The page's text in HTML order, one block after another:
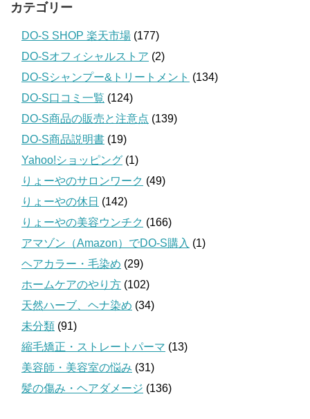
カテゴリー
DO-S SHOP 楽天市場 (177)
DO-Sオフィシャルストア (2)
DO-Sシャンプー&トリートメント (134)
DO-S口コミ一覧 (124)
DO-S商品の販売と注意点 (139)
DO-S商品説明書 (19)
Yahoo!ショッピング (1)
りょーやのサロンワーク (49)
りょーやの休日 (142)
りょーやの美容ウンチク (166)
アマゾン（Amazon）でDO-S購入 (1)
ヘアカラー・毛染め (29)
ホームケアのやり方 (102)
天然ハーブ、ヘナ染め (34)
未分類 (91)
縮毛矯正・ストレートパーマ (13)
美容師・美容室の悩み (31)
髪の傷み・ヘアダメージ (136)